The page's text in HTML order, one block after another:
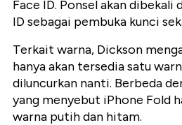
Face ID. Ponsel akan
ID sebagai pembuka kunci
Terkait warna, Dickson
hanya akan tersedia satu
diluncurkan nanti. Berbeda
yang menyebut iPhone Fold
warna putih dan hitam.